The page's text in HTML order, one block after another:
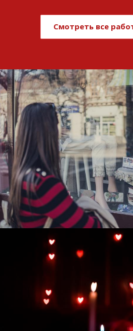
Смотреть все
Развитие и
витрины
Смотреть
Развитие интернет-